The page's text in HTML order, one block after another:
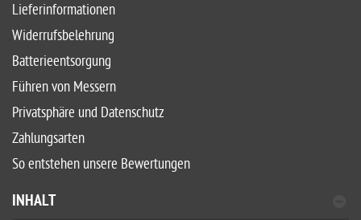
Lieferinformationen
Widerrufsbelehrung
Batterieentsorgung
Führen von Messern
Privatsphäre und Datenschutz
Zahlungsarten
So entstehen unsere Bewertungen
INHALT